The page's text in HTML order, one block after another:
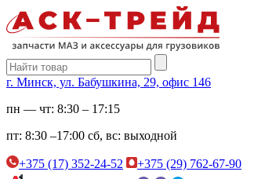
г. Минск, ул. Бабушкина, 29, офис 146
пн — чт: 8:30 – 17:15
пт: 8:30 –17:00 сб, вс: выходной
+375 (17) 352-24-52
+375 (29) 762-67-90